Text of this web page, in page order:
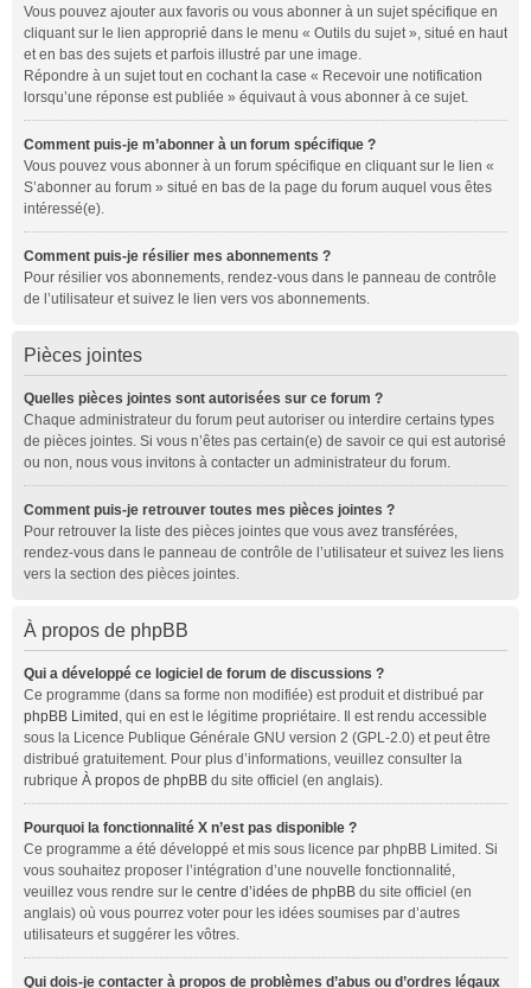
Vous pouvez ajouter aux favoris ou vous abonner à un sujet spécifique en
cliquant sur le lien approprié dans le menu « Outils du sujet », situé en haut
et en bas des sujets et parfois illustré par une image.
Répondre à un sujet tout en cochant la case « Recevoir une notification
lorsqu’une réponse est publiée » équivaut à vous abonner à ce sujet.
Comment puis-je m’abonner à un forum spécifique ?
Vous pouvez vous abonner à un forum spécifique en cliquant sur le lien «
S’abonner au forum » situé en bas de la page du forum auquel vous êtes
intéressé(e).
Comment puis-je résilier mes abonnements ?
Pour résilier vos abonnements, rendez-vous dans le panneau de contrôle
de l’utilisateur et suivez le lien vers vos abonnements.
Pièces jointes
Quelles pièces jointes sont autorisées sur ce forum ?
Chaque administrateur du forum peut autoriser ou interdire certains types
de pièces jointes. Si vous n’êtes pas certain(e) de savoir ce qui est autorisé
ou non, nous vous invitons à contacter un administrateur du forum.
Comment puis-je retrouver toutes mes pièces jointes ?
Pour retrouver la liste des pièces jointes que vous avez transférées,
rendez-vous dans le panneau de contrôle de l’utilisateur et suivez les liens
vers la section des pièces jointes.
À propos de phpBB
Qui a développé ce logiciel de forum de discussions ?
Ce programme (dans sa forme non modifiée) est produit et distribué par
phpBB Limited , qui en est le légitime propriétaire. Il est rendu accessible
sous la Licence Publique Générale GNU version 2 (GPL-2.0) et peut être
distribué gratuitement. Pour plus d’informations, veuillez consulter la
rubrique À propos de phpBB du site officiel (en anglais).
Pourquoi la fonctionnalité X n’est pas disponible ?
Ce programme a été développé et mis sous licence par phpBB Limited. Si
vous souhaitez proposer l’intégration d’une nouvelle fonctionnalité,
veuillez vous rendre sur le centre d’idées de phpBB du site officiel (en
anglais) où vous pourrez voter pour les idées soumises par d’autres
utilisateurs et suggérer les vôtres.
Qui dois-je contacter à propos de problèmes d’abus ou d’ordres légaux